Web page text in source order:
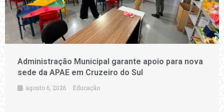
Administração Municipal garante apoio para nova
sede da APAE em Cruzeiro do Sul
agosto 6, 2026 Educação